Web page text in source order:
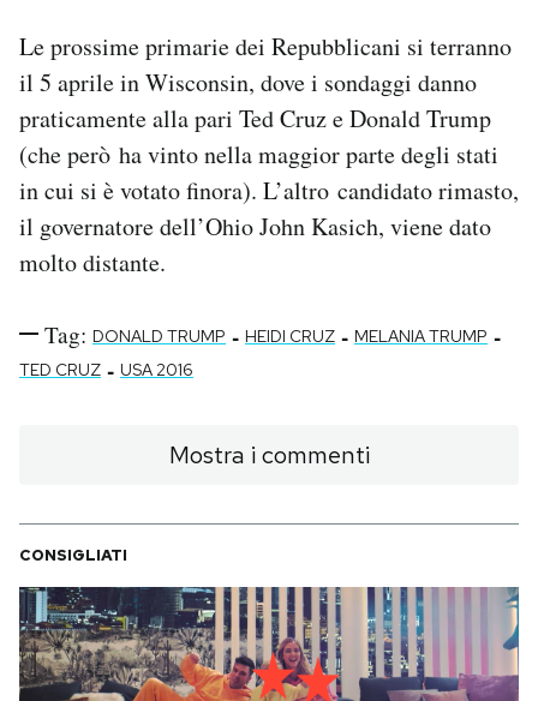
Le prossime primarie dei Repubblicani si terranno
il 5 aprile in Wisconsin, dove i sondaggi danno
praticamente alla pari Ted Cruz e Donald Trump
(che però ha vinto nella maggior parte degli stati
in cui si è votato finora). L’altro candidato rimasto,
il governatore dell’Ohio John Kasich, viene dato
molto distante.
Tag: DONALD TRUMP - HEIDI CRUZ - MELANIA TRUMP -
TED CRUZ - USA 2016
Mostra i commenti
CONSIGLIATI